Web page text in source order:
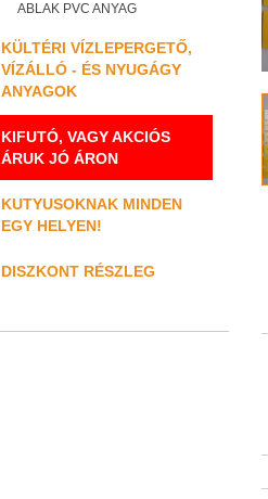
ABLAK PVC ANYAG
KÜLTÉRI VÍZLEPERGETŐ,
VÍZÁLLÓ - ÉS NYUGÁGY
ANYAGOK
KIFUTÓ, VAGY AKCIÓS
ÁRUK JÓ ÁRON
KUTYUSOKNAK MINDEN
EGY HELYEN!
DISZKONT RÉSZLEG